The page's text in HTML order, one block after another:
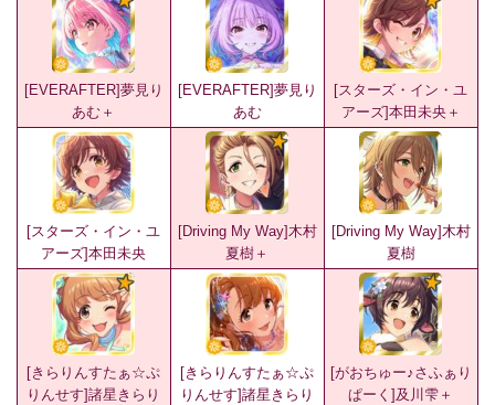
[EVERAFTER]夢見り
あむ＋
[EVERAFTER]夢見り
あむ
[スターズ・イン・ユ
アーズ]本田未央＋
[スターズ・イン・ユ
アーズ]本田未央
[Driving My Way]木村
夏樹＋
[Driving My Way]木村
夏樹
[きらりんすたぁ☆ぷ
りんせす]諸星きらり
[きらりんすたぁ☆ぷ
りんせす]諸星きらり
[がおちゅー♪さふぁり
ぱーく]及川雫＋